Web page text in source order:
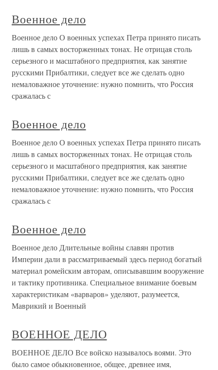
Военное дело
Военное дело О военных успехах Петра принято писать
лишь в самых восторженных тонах. Не отрицая столь
серьезного и масштабного предприятия, как занятие
русскими Прибалтики, следует все же сделать одно
немаловажное уточнение: нужно помнить, что Россия
сражалась с
Военное дело
Военное дело О военных успехах Петра принято писать
лишь в самых восторженных тонах. Не отрицая столь
серьезного и масштабного предприятия, как занятие
русскими Прибалтики, следует все же сделать одно
немаловажное уточнение: нужно помнить, что Россия
сражалась с
Военное дело
Военное дело Длительные войны славян против
Империи дали в рассматриваемый здесь период богатый
материал ромейским авторам, описывавшим вооружение
и тактику противника. Специальное внимание боевым
характеристикам «варваров» уделяют, разумеется,
Маврикий и Военный
ВОЕННОЕ ДЕЛО
ВОЕННОЕ ДЕЛО Все войско называлось воями. Это
было самое обыкновенное, общее, древнее имя,